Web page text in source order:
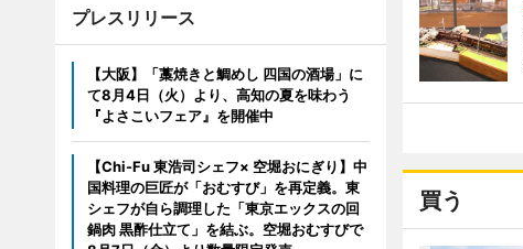
買う
プレスリリース
【大阪】「藁焼きと鯛めし 四国の酒場」に
て8月4日（火）より、高知の夏を味わう
『よさこいフェア』を開催中
【Chi-Fu 東浩司シェフ× 空堀おにぎり】中
国料理の巨匠が「おむすび」を再定義。東
シェフが自ら調理した「東京エックスの回
鍋肉 黒酢仕立て」を結ぶ。空堀おむすびで